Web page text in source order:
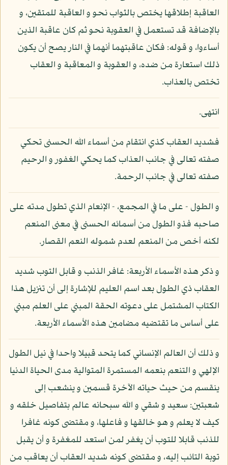
العاقبة إطلاقها يختص بالثواب نحو و العاقبة للمتقين، و
بالإضافة قد تستعمل في العقوبة نحو ثم كان عاقبة الذين
أساءوا، و قوله: فكان عاقبتهما أنهما في النار يصح أن يكون
ذلك استعارة من ضده، و العقوبة و المعاقبة و العقاب
تختص بالعذاب.
انتهى.
فشديد العقاب كذي انتقام من أسماء الله الحسنى تحكي
صفته تعالى في جانب العذاب كما يحكي الغفور و الرحيم
صفته تعالى في جانب الرحمة.
و الطول - على ما في المجمع، - الإنعام الذي تطول مدته على
صاحبه فذو الطول من أسمائه الحسنى في معنى المنعم
لكنه أخص من المنعم لعدم شموله النعم القصار.
و ذكر هذه الأسماء الأربعة: غافر الذنب و قابل التوب شديد
العقاب ذي الطول بعد اسم العليم للإشارة إلى أن تنزيل هذا
الكتاب المشتمل على دعوته الحقة المبني على العلم مبني
على أساس ما تقتضيه مضامين هذه الأسماء الأربعة.
و ذلك أن العالم الإنساني كما يتحد قبيلا واحدا في نيل الطول
الإلهي و التنعم بنعمه المستمرة المتوالية مدى الحياة الدنيا
ينقسم من حيث حياته الآخرة قسمين و ينشعب إلى
شعبتين: سعيد و شقي و الله سبحانه عالم بتفاصيل خلقه و
كيف لا يعلم و هو خالقها و فاعلها، و مقتضى كونه غافرا
للذنب قابلا للتوب أن يغفر لمن استعد للمغفرة و أن يقبل
توبة التائب إليه، و مقتضى كونه شديد العقاب أن يعاقب من